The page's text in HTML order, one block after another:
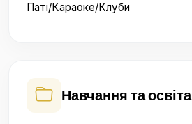
Паті/Караоке/Клуби
Навчання та освіта